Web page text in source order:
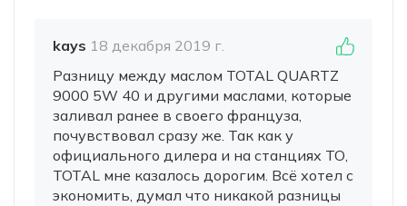
kays 18 декабря 2019 г.
Разницу между маслом TOTAL QUARTZ
9000 5W 40 и другими маслами, которые
заливал ранее в своего француза,
почувствовал сразу же. Так как у
официального дилера и на станциях ТО,
TOTAL мне казалось дорогим. Всё хотел с
экономить, думал что никакой разницы